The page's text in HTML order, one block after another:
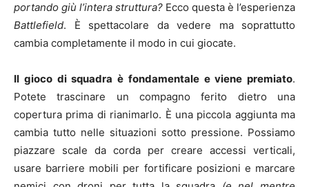
portando giù l’intera struttura? Ecco questa è l’esperienza
Battlefield. È spettacolare da vedere ma soprattutto
cambia completamente il modo in cui giocate.
Il gioco di squadra è fondamentale e viene premiato.
Potete trascinare un compagno ferito dietro una
copertura prima di rianimarlo. È una piccola aggiunta ma
cambia tutto nelle situazioni sotto pressione. Possiamo
piazzare scale da corda per creare accessi verticali,
usare barriere mobili per fortificare posizioni e marcare